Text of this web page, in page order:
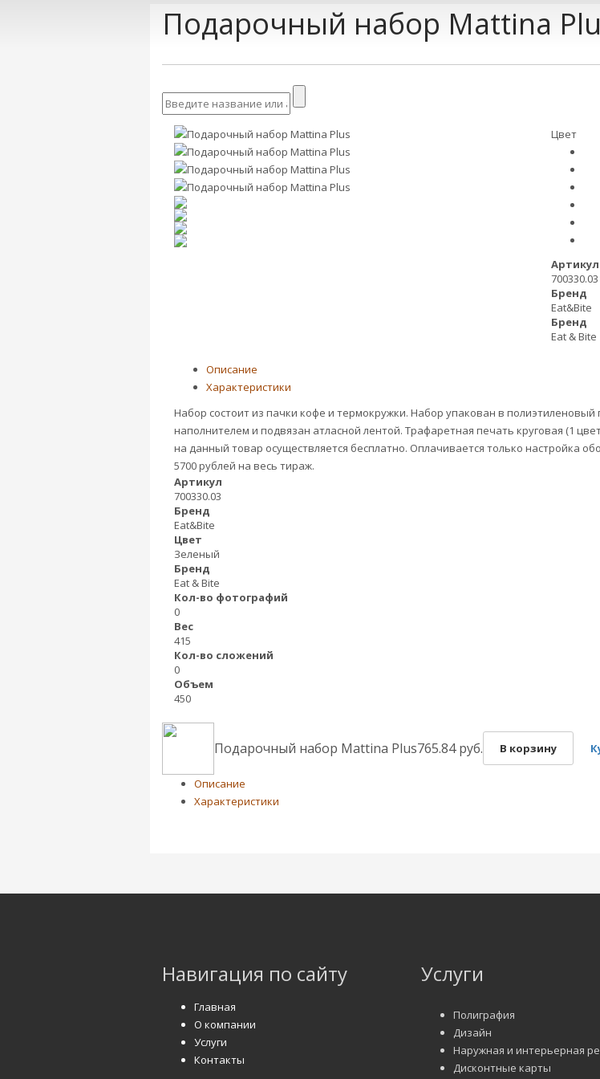
Подарочный набор Mattina
Цвет
Артикул
700330.03
Бренд
Eat&Bite
Бренд
Eat & Bite
Описание
Характеристики
Набор состоит из пачки кофе и термокружки. Набор упакован в
наполнителем и подвязан атласной лентой. Трафаретная печать круговая (1
на данный товар осуществляется бесплатно. Оплачивается только настройка
5700 рублей на весь тираж.
Артикул
700330.03
Бренд
Eat&Bite
Цвет
Зеленый
Бренд
Eat & Bite
Кол-во фотографий
0
Вес
415
Кол-во сложений
0
Объем
450
Подарочный набор Mattina Plus765.84 руб. В корзину
Описание
Характеристики
Навигация по сайту
Главная
О компании
Услуги
Контакты
Услуги
Полиграфия
Дизайн
Наружная и интерьерная
Дисконтные карты